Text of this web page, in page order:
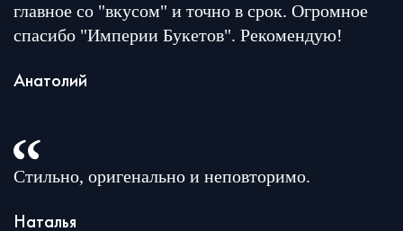
главное со "вкусом" и точно в срок. Огромное
спасибо "Империи Букетов". Рекомендую!
Анатолий
Стильно, оригенально и неповторимо.
Наталья